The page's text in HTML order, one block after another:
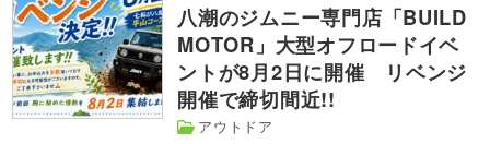
八潮のジムニー専門店「BUILD
MOTOR」大型オフロードイベ
ントが8月2日に開催 リベンジ
開催で締切間近!!
アウトドア